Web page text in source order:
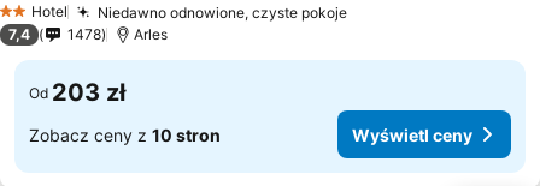
2 Kategoria
Hotel Niedawno odnowione, czyste pokoje
7,4 1478 Arles
Od 203 zł
Zobacz ceny z 10 stron Wyświetl ceny